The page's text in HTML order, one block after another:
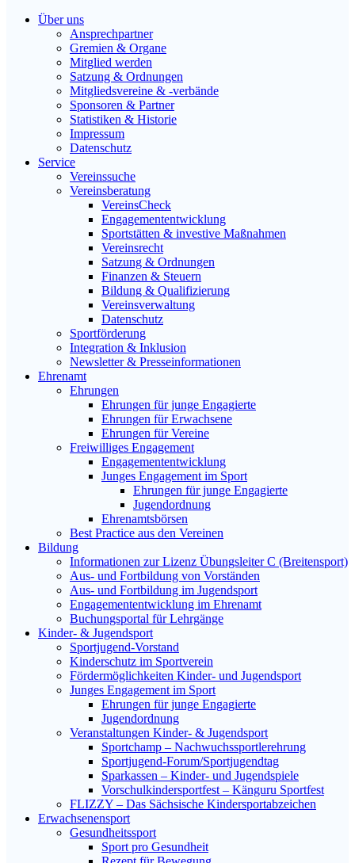
Über uns
Ansprechpartner
Gremien & Organe
Mitglied werden
Satzung & Ordnungen
Mitgliedsvereine & -verbände
Sponsoren & Partner
Statistiken & Historie
Impressum
Datenschutz
Service
Vereinssuche
Vereinsberatung
VereinsCheck
Engagemententwicklung
Sportstätten & investive Maßnahmen
Vereinsrecht
Satzung & Ordnungen
Finanzen & Steuern
Bildung & Qualifizierung
Vereinsverwaltung
Datenschutz
Sportförderung
Integration & Inklusion
Newsletter & Presseinformationen
Ehrenamt
Ehrungen
Ehrungen für junge Engagierte
Ehrungen für Erwachsene
Ehrungen für Vereine
Freiwilliges Engagement
Engagemententwicklung
Junges Engagement im Sport
Ehrungen für junge Engagierte
Jugendordnung
Ehrenamtsbörsen
Best Practice aus den Vereinen
Bildung
Informationen zur Lizenz Übungsleiter C (Breitensport)
Aus- und Fortbildung von Vorständen
Aus- und Fortbildung im Jugendsport
Engagemententwicklung im Ehrenamt
Buchungsportal für Lehrgänge
Kinder- & Jugendsport
Sportjugend-Vorstand
Kinderschutz im Sportverein
Fördermöglichkeiten Kinder- und Jugendsport
Junges Engagement im Sport
Ehrungen für junge Engagierte
Jugendordnung
Veranstaltungen Kinder- & Jugendsport
Sportchamp – Nach­wuchs­sportler­ehrung
Sportjugend-Forum/Sport­jugend­tag
Sparkassen – Kinder- und Jugendspiele
Vorschulkindersportfest – Känguru Sportfest
FLIZZY – Das Sächsische Kindersportabzeichen
Erwachsenensport
Gesundheitssport
Sport pro Gesundheit